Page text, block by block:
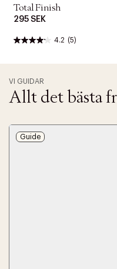
Total Finish
295 SEK
4.2 (5)
VI GUIDAR
Allt det bästa
Guide